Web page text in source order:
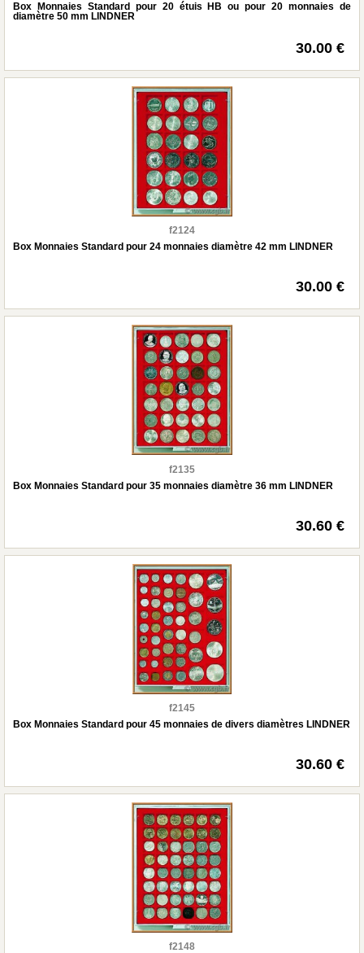
Box Monnaies Standard pour 20 étuis HB ou pour 20 monnaies de
diamètre 50 mm LINDNER
30.00 €
f2124
Box Monnaies Standard pour 24 monnaies diamètre 42 mm LINDNER
30.00 €
f2135
Box Monnaies Standard pour 35 monnaies diamètre 36 mm LINDNER
30.60 €
f2145
Box Monnaies Standard pour 45 monnaies de divers diamètres LINDNER
30.60 €
f2148